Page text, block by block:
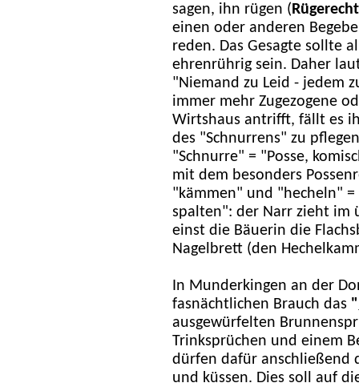
sagen, ihn rügen (
einen oder anderen
reden. Das Gesagte sollte
ehrenrührig sein. Daher
"Niemand zu Leid - jedem
immer mehr Zugezogene
Wirtshaus antrifft, fällt es
des "Schnurrens" zu
"Schnurre" = "Posse,
mit dem besonders
"kämmen" und "hecheln" =
spalten": der Narr zieht im
einst die Bäuerin die
Nagelbrett (den
In Munderkingen an der
fasnächtlichen Brauch das "
ausgewürfelten
Trinksprüchen und einem
dürfen dafür anschließend
und küssen. Dies soll auf